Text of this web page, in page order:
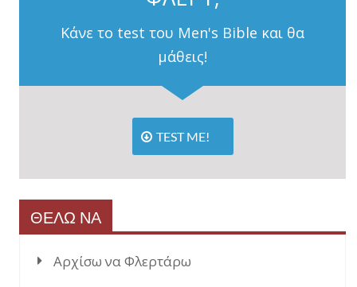
Κάνε το test του Men's Bible και θα
μάθεις!
TEST ME!
ΘΕΛΩ ΝΑ
Αρχίσω να Φλερτάρω